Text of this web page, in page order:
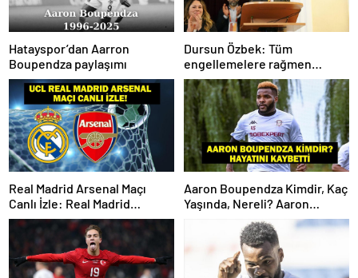
Hatayspor’dan Aarron
Boupendza paylaşımı
Dursun Özbek: Tüm
engellemelere rağmen
hedefimize ilerliyoruz
Real Madrid Arsenal Maçı
Canlı İzle: Real Madrid
Arsenal Maçı Hangi Kanalda?
Real Madrid Arsenal Maçı Ne
Zaman, Saat Kaçta? İşte Maç
Kadrosu
Aaron Boupendza Kimdir, Kaç
Yaşında, Nereli? Aaron
Boupendza neden öldü?
Süper Lig’in eski gol kralı
hayatını kaybetti!